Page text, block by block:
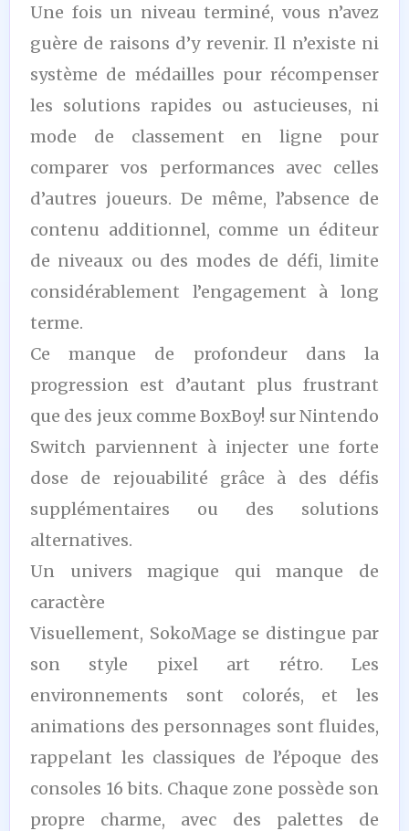
Une fois un niveau terminé, vous n’avez
guère de raisons d’y revenir. Il n’existe ni
système de médailles pour récompenser
les solutions rapides ou astucieuses, ni
mode de classement en ligne pour
comparer vos performances avec celles
d’autres joueurs. De même, l’absence de
contenu additionnel, comme un éditeur
de niveaux ou des modes de défi, limite
considérablement l’engagement à long
terme.
Ce manque de profondeur dans la
progression est d’autant plus frustrant
que des jeux comme BoxBoy! sur Nintendo
Switch parviennent à injecter une forte
dose de rejouabilité grâce à des défis
supplémentaires ou des solutions
alternatives.
Un univers magique qui manque de
caractère
Visuellement, SokoMage se distingue par
son style pixel art rétro. Les
environnements sont colorés, et les
animations des personnages sont fluides,
rappelant les classiques de l’époque des
consoles 16 bits. Chaque zone possède son
propre charme, avec des palettes de